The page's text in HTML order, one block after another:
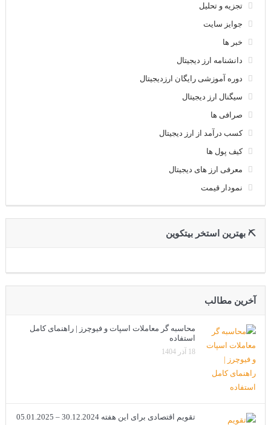
تجزیه و تحلیل
جوایز سایت
خبر ها
دانشنامه ارز دیجیتال
دوره آموزشی رایگان ارزدیجیتال
سیگنال ارز دیجیتال
صرافی ها
کسب درآمد از ارز دیجیتال
کیف پول ها
معرفی ارز های دیجیتال
نمودار قیمت
⛏ بهترین استخر بیتکوین
آخرین مطالب
محاسبه گر معاملات اسپات و فیوچرز | راهنمای کامل
استفاده
18 آذر 1404
تقویم اقتصادی برای این هفته 30.12.2024 – 05.01.2025